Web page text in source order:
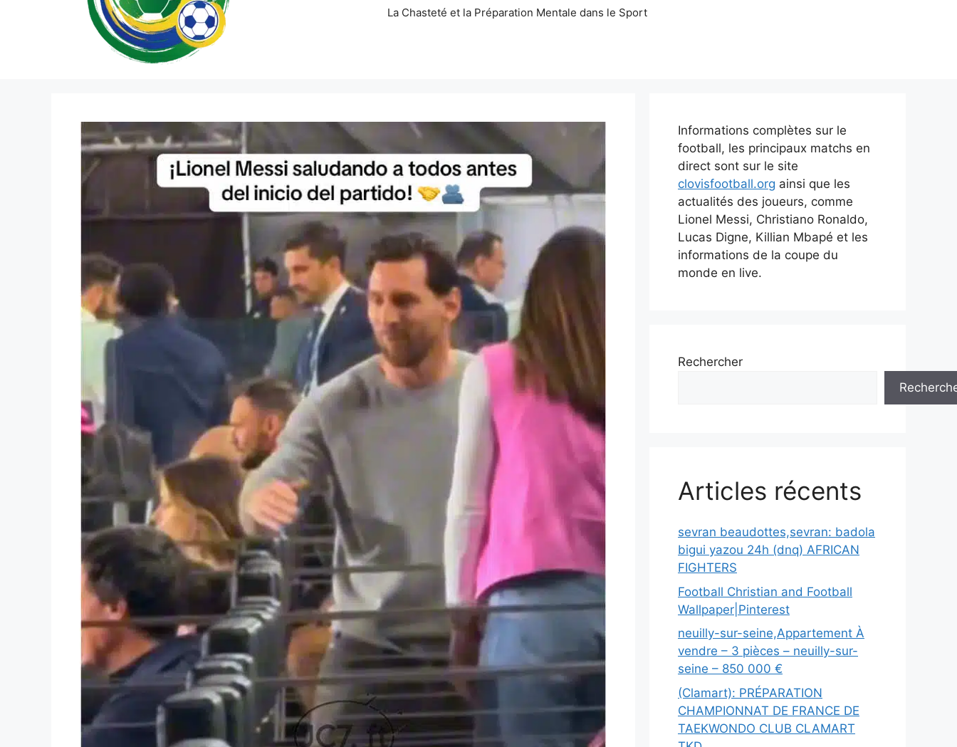
La Chasteté et la Préparation Mentale dans le Sport
Informations complètes sur le
football, les principaux matchs en
direct sont sur le site
clovisfootball.org ainsi que les
actualités des joueurs, comme
Lionel Messi, Christiano Ronaldo,
Lucas Digne, Killian Mbapé et les
informations de la coupe du
monde en live.
Rechercher
Articles récents
sevran beaudottes,sevran: badola
bigui yazou 24h (dnq) AFRICAN
FIGHTERS
Football Christian and Football
Wallpaper|Pinterest
neuilly-sur-seine,Appartement À
vendre – 3 pièces – neuilly-sur-
seine – 850 000 €
(Clamart): PRÉPARATION
CHAMPIONNAT DE FRANCE DE
TAEKWONDO CLUB CLAMART